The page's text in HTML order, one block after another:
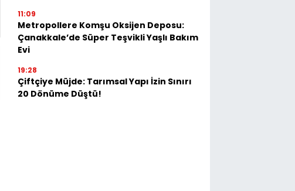
11:09
Metropollere Komşu Oksijen Deposu:
Çanakkale’de Süper Teşvikli Yaşlı Bakım
Evi
19:28
Çiftçiye Müjde: Tarımsal Yapı İzin Sınırı
20 Dönüme Düştü!